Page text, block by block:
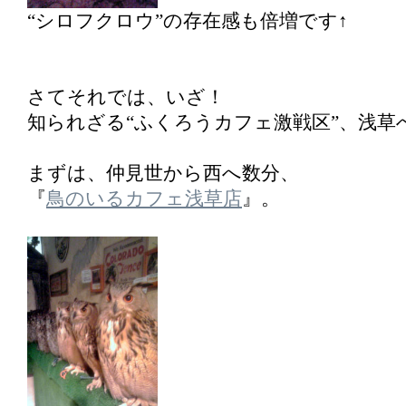
“シロフクロウ”の存在感も倍増です↑
さてそれでは、いざ！
知られざる“ふくろうカフェ激戦区”、浅草
まずは、仲見世から西へ数分、
『鳥のいるカフェ浅草店 』。